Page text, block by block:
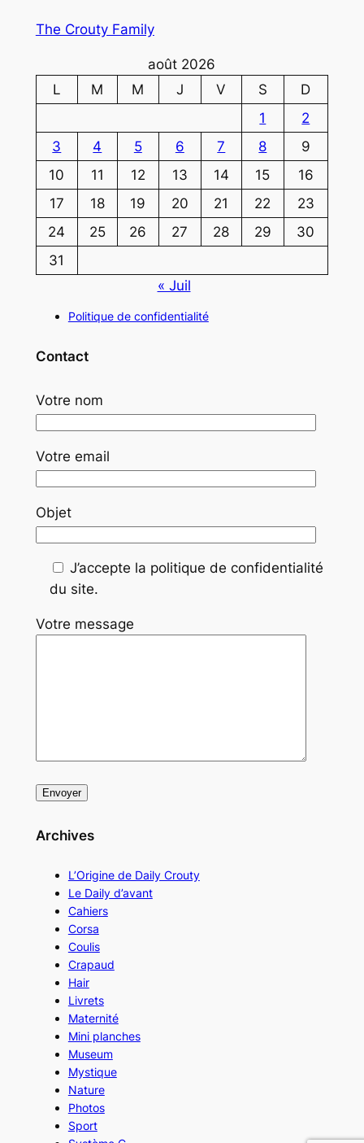
The Crouty Family
août 2026
L
M M J V S
D
1
2
3
4 5 6 7 8
9
10
11 12 13 14 15
16
17
18 19 20 21 22
23
24
25 26 27 28 29
30
31
« Juil
Politique de confidentialité
Contact
Votre nom
Votre email
Objet
J’accepte la politique de confidentialité
du site.
Votre message
Archives
L’Origine de Daily Crouty
Le Daily d’avant
Cahiers
Corsa
Coulis
Crapaud
Hair
Livrets
Maternité
Mini planches
Museum
Mystique
Nature
Photos
Sport